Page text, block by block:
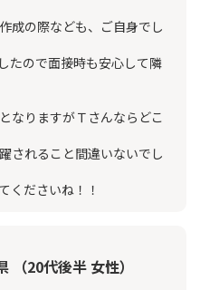
成の際なども、ご自身でし
たので面接時も安心して隣
なりますがＴさんならどこ
されること間違いないでし
くださいね！！
（20代後半 女性）